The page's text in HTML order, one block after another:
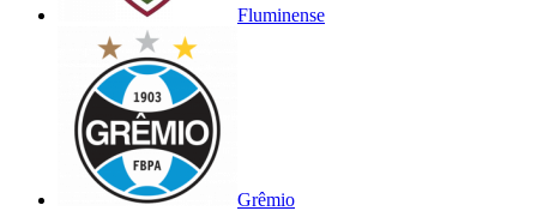
Fluminense
Grêmio